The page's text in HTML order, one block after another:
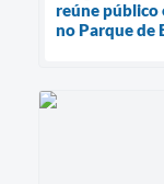
reúne público
no Parque de